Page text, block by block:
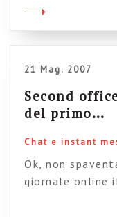
Lunedì.
lezione di
21 Mag. 2007
Second
del primo…
Chat e instant
Ok, non
giornale online